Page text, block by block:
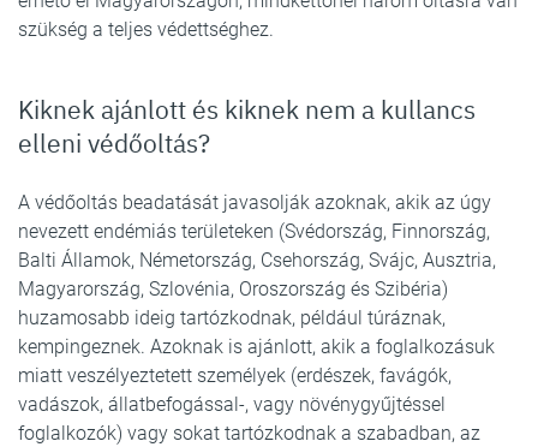
szükség a teljes védettséghez.
Kiknek ajánlott és kiknek nem a kullancs
elleni védőoltás?
A védőoltás beadatását javasolják azoknak, akik az úgy
nevezett endémiás területeken (Svédország, Finnország,
Balti Államok, Németország, Csehország, Svájc, Ausztria,
Magyarország, Szlovénia, Oroszország és Szibéria)
huzamosabb ideig tartózkodnak, például túráznak,
kempingeznek. Azoknak is ajánlott, akik a foglalkozásuk
miatt veszélyeztetett személyek (erdészek, favágók,
vadászok, állatbefogással-, vagy növénygyűjtéssel
foglalkozók) vagy sokat tartózkodnak a szabadban, az